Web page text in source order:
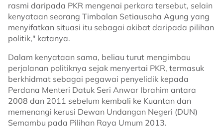
rasmi daripada PKR mengenai perkara tersebut, selain
kenyataan seorang Timbalan Setiausaha Agung yang
menyifatkan situasi itu sebagai akibat daripada pilihan
politik," katanya.
Dalam kenyataan sama, beliau turut mengimbau
perjalanan politiknya sejak menyertai PKR, termasuk
berkhidmat sebagai pegawai penyelidik kepada
Perdana Menteri Datuk Seri Anwar Ibrahim antara
2008 dan 2011 sebelum kembali ke Kuantan dan
memenangi kerusi Dewan Undangan Negeri (DUN)
Semambu pada Pilihan Raya Umum 2013.